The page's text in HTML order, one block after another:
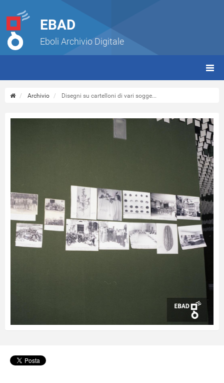
EBAD
Eboli Archivio Digitale
Archivio Disegni su cartelloni di vari sogge...